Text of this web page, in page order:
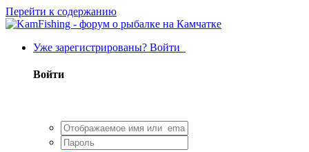
Перейти к содержанию
Уже зарегистрированы? Войти
Войти